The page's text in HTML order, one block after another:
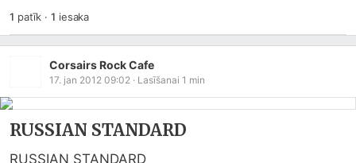
1 patīk ·1 iesaka
Corsairs Rock Cafe
17. jan 2012 09:02 · Lasīšanai 1 min
RUSSIAN STANDARD
RUSSIAN STANDARD